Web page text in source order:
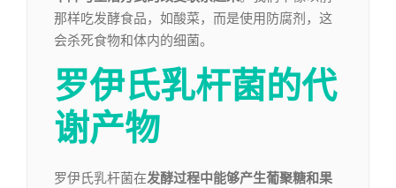
那样吃发酵食品，如酸菜，而是使用防腐剂，这
会杀死食物和体内的细菌。
罗伊氏乳杆菌的代
谢产物
罗伊氏乳杆菌在发酵过程中能够产生葡聚糖和果